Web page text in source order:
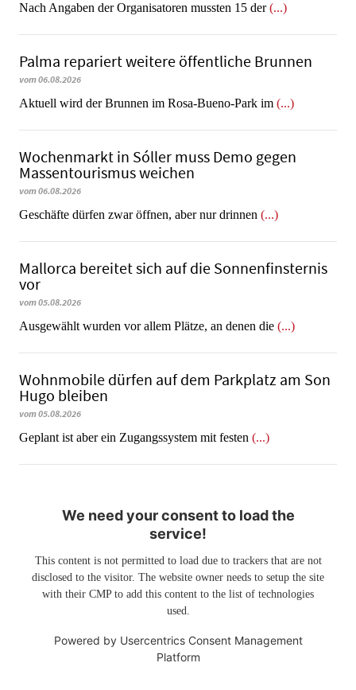
Nach Angaben der Organisatoren mussten 15 der(...)
Palma repariert weitere öffentliche Brunnen
vom 06.08.2026
Aktuell wird der Brunnen im Rosa-Bueno-Park im (...)
Wochenmarkt in Sóller muss Demo gegen
Massentourismus weichen
vom 06.08.2026
Geschäfte dürfen zwar öffnen, aber nur drinnen (...)
Mallorca bereitet sich auf die Sonnenfinsternis
vor
vom 05.08.2026
Ausgewählt wurden vor allem Plätze, an denen die (...)
Wohnmobile dürfen auf dem Parkplatz am Son
Hugo bleiben
vom 05.08.2026
Geplant ist aber ein Zugangssystem mit festen (...)
We need your consent to load the
service!
This content is not permitted to load due to trackers that are not
disclosed to the visitor. The website owner needs to setup the site
with their CMP to add this content to the list of technologies
used.
Powered by Usercentrics Consent Management
Platform